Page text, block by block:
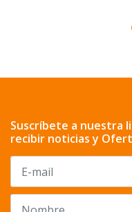
Suscríbete a nuestra
recibir noticias y